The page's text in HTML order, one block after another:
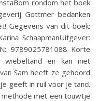
Gottmer bedanken
Gegevens van dit boek:
SchaapmanUitgever:
9789025781088 Korte
wiebeltand en kan niet
Sam heeft ze gehoord
geeft in ruil voor je tand.
met een touwtje